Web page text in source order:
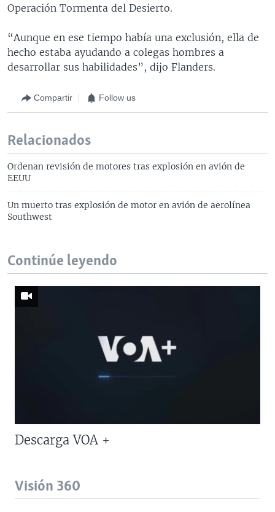
Operación Tormenta del Desierto.
“Aunque en ese tiempo había una exclusión, ella de
hecho estaba ayudando a colegas hombres a
desarrollar sus habilidades”, dijo Flanders.
Compartir Follow us
Relacionados
Ordenan revisión de motores tras explosión en avión de
EEUU
Un muerto tras explosión de motor en avión de aerolínea
Southwest
Continúe leyendo
Descarga VOA +
Visión 360